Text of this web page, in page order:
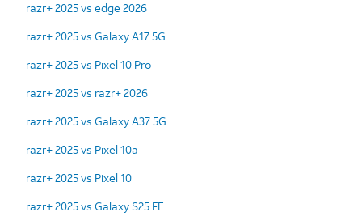
razr+ 2025 vs edge 2026
razr+ 2025 vs Galaxy A17 5G
razr+ 2025 vs Pixel 10 Pro
razr+ 2025 vs razr+ 2026
razr+ 2025 vs Galaxy A37 5G
razr+ 2025 vs Pixel 10a
razr+ 2025 vs Pixel 10
razr+ 2025 vs Galaxy S25 FE